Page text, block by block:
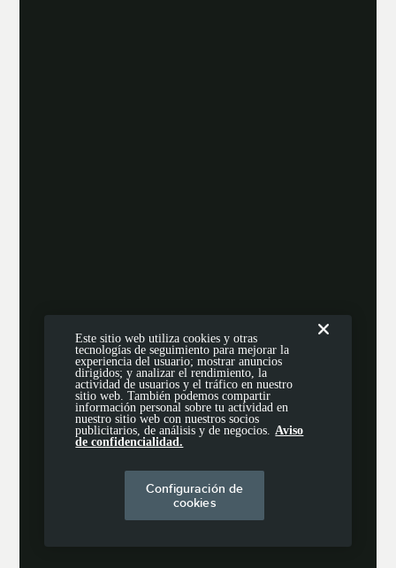
Este sitio web utiliza cookies y otras
tecnologías de seguimiento para mejorar la
experiencia del usuario; mostrar anuncios
dirigidos; y analizar el rendimiento, la
actividad de usuarios y el tráfico en nuestro
sitio web. También podemos compartir
información personal sobre tu actividad en
nuestro sitio web con nuestros socios
publicitarios, de análisis y de negocios. Aviso
de confidencialidad.
Configuración de
cookies